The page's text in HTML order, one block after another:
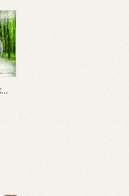
森の夢見るバンビ ハーバリウム 完成品 ギフト ジオラマ テラリウム 小鹿 動物 プリザーブドフラワー 誕生日 母の日 敬老の日 退職祝い 女性 Lulu＊s 2904